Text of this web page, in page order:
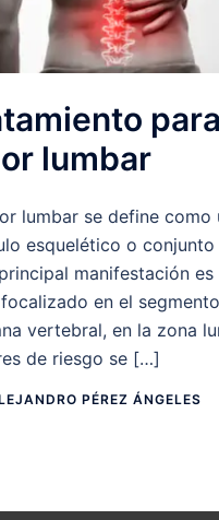
lumbar
lumbar se define como
esquelético o
manifestación es
en el
vertebral, en la zona
de riesgo se […]
PÉREZ ÁNGELES